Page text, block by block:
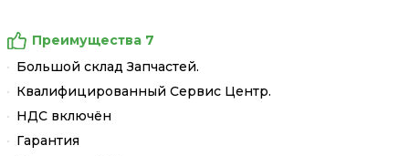
Преимущества 7
Большой склад Запчастей.
Квалифицированный Сервис Центр.
НДС включён
Гарантия